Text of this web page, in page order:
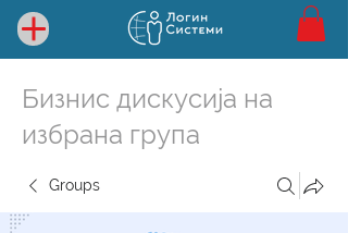
Бизнис дискусија на
избрана група
Groups